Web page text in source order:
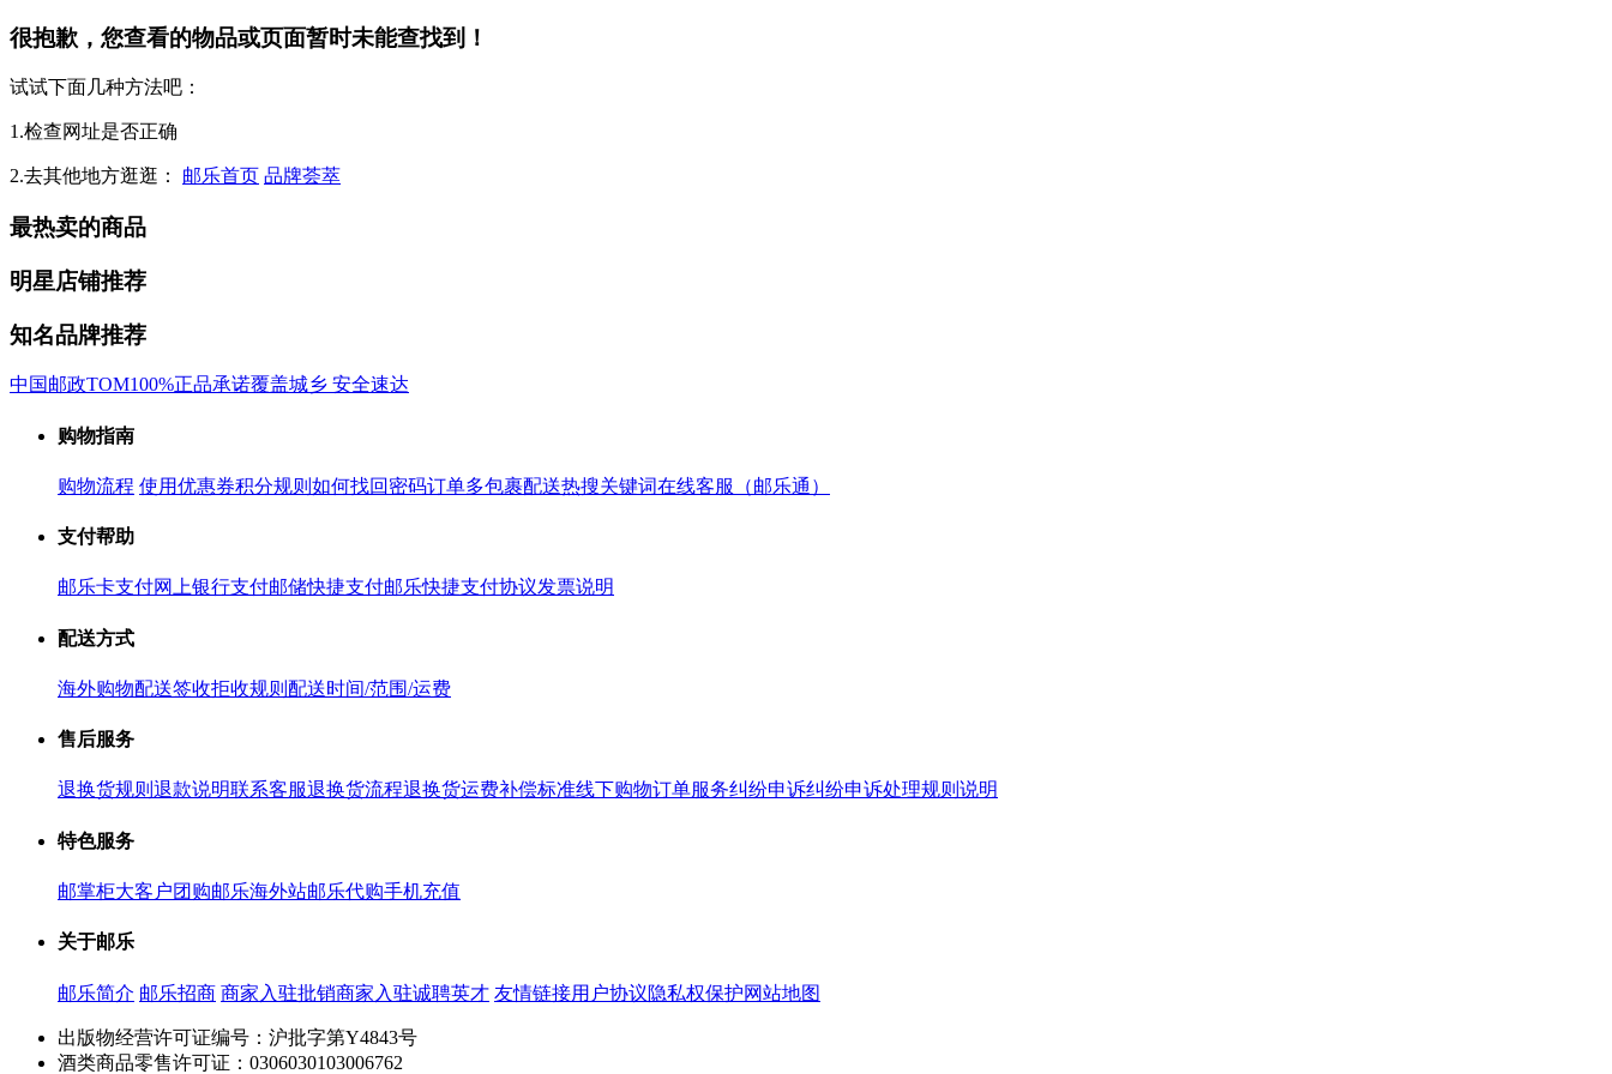
很抱歉，您查看的物品或页面暂时未能查找到！
试试下面几种方法吧：
1.检查网址是否正确
2.去其他地方逛逛： 邮乐首页 品牌荟萃
最热卖的商品
明星店铺推荐
知名品牌推荐
中国邮政TOM100%正品承诺覆盖城乡 安全速达
购物指南
购物流程 使用优惠券积分规则 如何找回密码订单多包裹配送热搜关键词在线客服（邮乐通）
支付帮助
邮乐卡支付网上银行支付邮储快捷支付邮乐快捷支付协议发票说明
配送方式
海外购物配送签收拒收规则 配送时间/范围/运费
售后服务
退换货规则 退款说明联系客服退换货流程退换货运费补偿标准线下购物订单服务纠纷申诉纠纷申诉处理规则说明
特色服务
邮掌柜大客户团购邮乐海外站邮乐代购手机充值
关于邮乐
邮乐简介 邮乐招商 商家入驻批销商家入驻诚聘英才 友情链接用户协议隐私权保护网站地图
出版物经营许可证编号：沪批字第Y4843号
酒类商品零售许可证：0306030103006762